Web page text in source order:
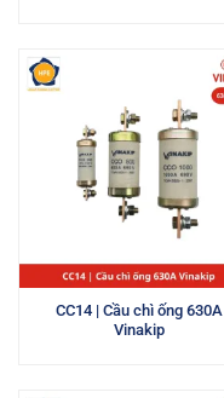
CC14 | Cầu chì ống 630A
Vinakip